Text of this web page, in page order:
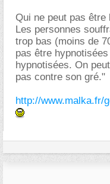
Qui ne peut pas être
Les personnes
trop bas (moins de
pas être
hypnotisées. On
pas contre son gré."
http://www.malka.fr/